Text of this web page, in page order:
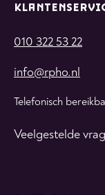
010 322 53 22
info@rpho.nl
Telefonisch
Veelgestelde